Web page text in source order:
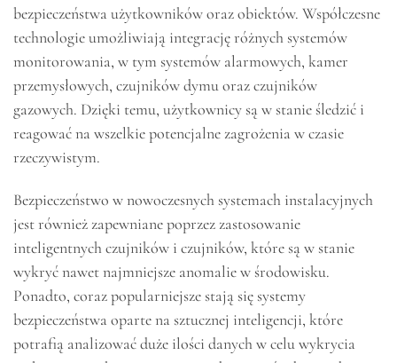
bezpieczeństwa użytkowników oraz obiektów. Współczesne
technologie umożliwiają integrację różnych systemów
monitorowania, w tym systemów alarmowych, kamer
przemysłowych, czujników dymu oraz czujników
gazowych. Dzięki temu, użytkownicy są w stanie śledzić i
reagować na wszelkie potencjalne zagrożenia w czasie
rzeczywistym.
Bezpieczeństwo w nowoczesnych systemach instalacyjnych
jest również zapewniane poprzez zastosowanie
inteligentnych czujników i czujników, które są w stanie
wykryć nawet najmniejsze anomalie w środowisku.
Ponadto, coraz popularniejsze stają się systemy
bezpieczeństwa oparte na sztucznej inteligencji, które
potrafią analizować duże ilości danych w celu wykrycia